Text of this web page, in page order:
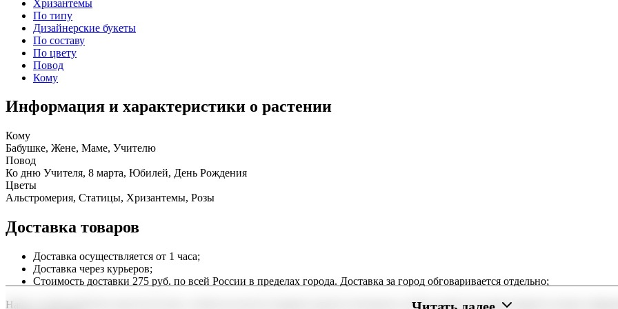
Хризантемы
По типу
Дизайнерские букеты
По составу
По цвету
Повод
Кому
Информация и характеристики о растении
Кому
Бабушке, Жене, Маме, Учителю
Повод
Ко дню Учителя, 8 марта, Юбилей, День Рождения
Цветы
Альстромерия, Статицы, Хризантемы, Розы
Доставка товаров
Доставка осуществляется от 1 часа;
Доставка через курьеров;
Стоимость доставки 275 руб. по всей России в пределах города. Доставка за город обговаривается отдельно;
Наша служба работает круглосуточно, чтобы вы могли подарить радость близким в любое время. В нашем маркете можно